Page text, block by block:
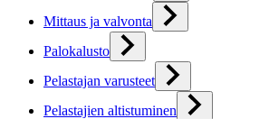
Mittaus ja valvonta
Palokalusto
Pelastajan varusteet
Pelastajien altistuminen